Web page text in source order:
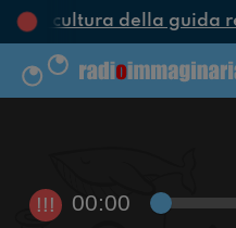
una cultura della guida
!!! 00:00